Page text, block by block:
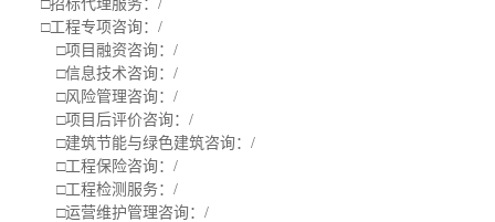
□招标代理服务： /
□工程专项咨询： /
□项目融资咨询： /
□信息技术咨询： /
□风险管理咨询： /
□项目后评价咨询： /
□建筑节能与绿色建筑咨询： /
□工程保险咨询： /
□工程检测服务： /
□运营维护管理咨询： /